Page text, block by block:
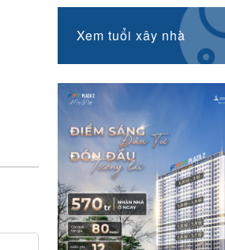
Xem tuổi xây nhà